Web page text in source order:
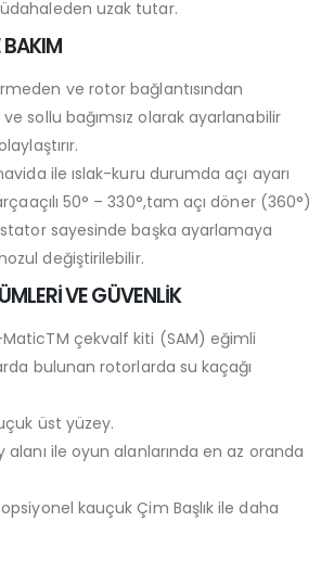
uzak tutar.
BAKIM
ve rotor bağlantısından
sollu bağımsız olarak ayarlanabilir
ile ıslak-kuru durumda açı ayarı
50° – 330°,tam açı döner (360°)
sayesinde başka ayarlamaya
değiştirilebilir.
VE GÜVENLİK
çekvalf kiti (SAM) eğimli
bulunan rotorlarda su kaçağı
üst yüzey.
alanı ile oyun alanlarında en az oranda
kauçuk Çim Başlık ile daha